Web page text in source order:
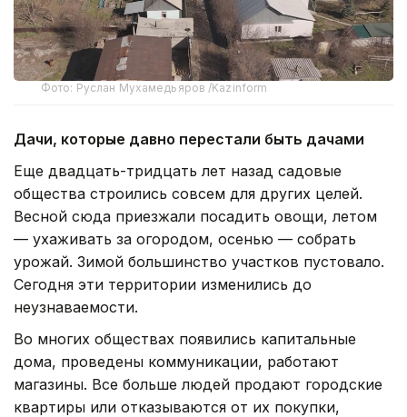
Фото: Руслан Мухамедьяров /Kazinform
Дачи, которые давно перестали быть дачами
Еще двадцать-тридцать лет назад садовые
общества строились совсем для других целей.
Весной сюда приезжали посадить овощи, летом
— ухаживать за огородом, осенью — собрать
урожай. Зимой большинство участков пустовало.
Сегодня эти территории изменились до
неузнаваемости.
Во многих обществах появились капитальные
дома, проведены коммуникации, работают
магазины. Все больше людей продают городские
квартиры или отказываются от их покупки,